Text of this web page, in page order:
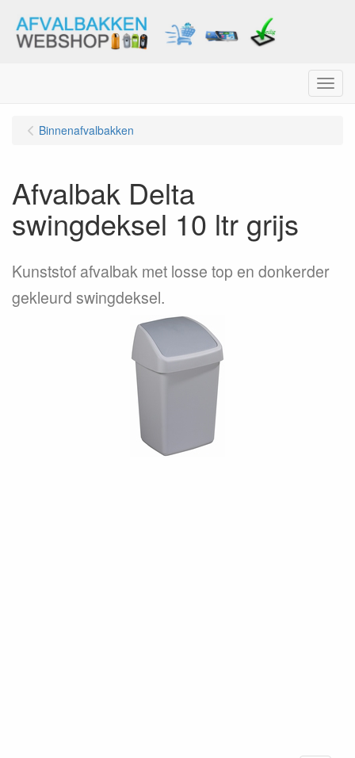
Menu
Binnenafvalbakken
Afvalbak Delta
swingdeksel 10 ltr grijs
Kunststof afvalbak met losse top en donkerder
gekleurd swingdeksel.